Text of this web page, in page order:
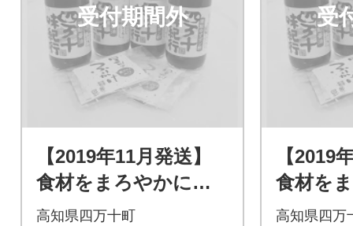
受付期間外
【2019年11月発送】
食材をまろやかにす
る四万十焼きあゆの
高知県四万十町
受
【2019
食材を
る四万
高知県四万